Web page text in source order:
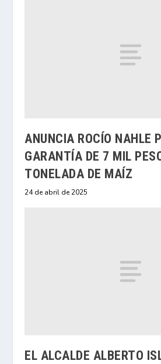
ANUNCIA ROCÍO NAHLE
GARANTÍA DE 7 MIL
TONELADA DE MAÍZ
24 de abril de 2025
EL ALCALDE ALBERTO